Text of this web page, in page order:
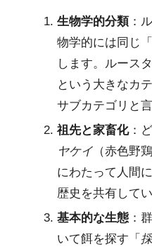
生物学的分類：
物学的には同じ
します。ルース
という大きなカ
サブカテゴリと言
祖先と家畜化：
ヤケイ （赤色野
にわたって人間
歴史を共有してい
基本的な生態 ：
いて餌を探す「